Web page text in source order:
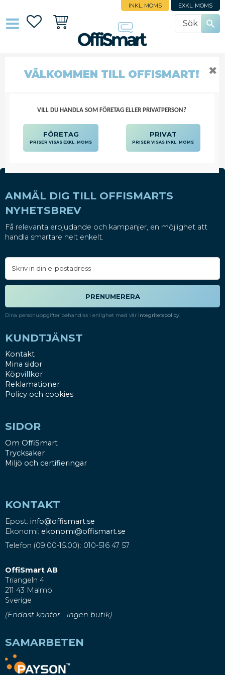
INKL. MOMS EXKL. MOMS
FavoriterKundvagn
INKONTINENSFIXERING
INKONTINENSFIXERING
ANMÄL DIG TILL OFFISMARTS
NYHETSBREV
Få relevanta erbjudande och kampanjer, en möjlighet att
handla smartare helt enkelt.
PRENUMERERA
Dina personuppgifter behandlas i enlighet med vår integritetspolicy.
KUNDTJÄNST
Kontakt
Mina sidor
Köpvillkor
Reklamationer
Policy och cookies
SIDOR
Om OffiSmart
Trycksaker
Miljö och certifieringar
KONTAKT
Epost: info@offismart.se
Ekonomi: ekonomi@offismart.se
Telefon (09.00-15.00): 010-516 47 57
OffiSmart AB
Triangeln 4
211 43 Malmö
Sverige
(Endast kontor - ingen butik)
SAMARBETEN
VÄLKOMMEN TILL OFFISMART!
VILL DU HANDLA SOM FÖRETAG ELLER PRIVATPERSON?
FÖRETAG
PRISER VISAS EXKL. MOMS
PRIVAT
PRISER VISAS INKL. MOMS
✖